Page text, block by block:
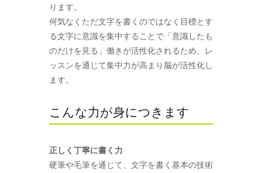
ります。
何気なくただ文字を書くのではなく目標とす
る文字に意識を集中することで「意識したも
のだけを見る」働きが活性化されるため、レ
ッスンを通じて集中力が高まり脳が活性化し
ます。
こんな力が身につきます
正しく丁寧に書く力
硬筆や毛筆を通じて、文字を書く基本の技術